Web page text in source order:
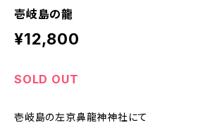
壱岐島の龍
¥12,800
SOLD OUT
壱岐島の左京鼻龍神神社にて